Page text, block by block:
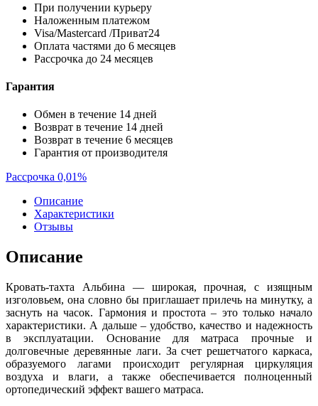
При получении курьеру
Наложенным платежом
Visa/Mastercard /Приват24
Оплата частями до 6 месяцев
Рассрочка до 24 месяцев
Гарантия
Обмен в течение 14 дней
Возврат в течение 14 дней
Возврат в течение 6 месяцев
Гарантия от производителя
Рассрочка 0,01%
Описание
Характеристики
Отзывы
Описание
Кровать-тахта Альбина — широкая, прочная, с изящным
изголовьем, она словно бы приглашает прилечь на минутку, а
заснуть на часок. Гармония и простота – это только начало
характеристики. А дальше – удобство, качество и надежность
в эксплуатации. Основание для матраса прочные и
долговечные деревянные лаги. За счет решетчатого каркаса,
образуемого лагами происходит регулярная циркуляция
воздуха и влаги, а также обеспечивается полноценный
ортопедический эффект вашего матраса.